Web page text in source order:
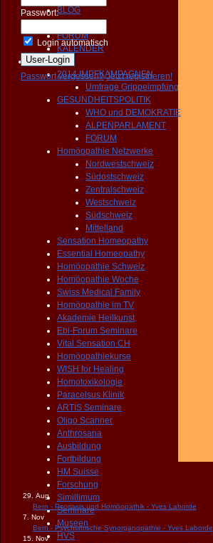
BLOG
NEWS
FORUM
KALENDER
Aktivitäten
2014 IMPFKAMPAGNEN
Umfrage Grippeimpfung
GESUNDHEITSPOLITIK
WHO und DEMOKRATIE
ALPENPARLAMENT
FORUM
Homöopathie Netzwerke
Nordwestschweiz
Südostschweiz
Zentralschweiz
Westschweiz
Südschweiz
Mittelland
Sensation Homeopathy
Essential Homeopathy
Homöopathie Schweiz
Homöopathie Woche
Swiss Medical Family
Homöopathie im TV
Akademie Heilkunst
Ebi-Forum Seminare
Vital Sensation CH
Homöopathiekurse
WISH for Healing
Homotoxikologie
Paracelsus Klinik
ARTIS Seminare
Oligo Scanner
Anthrosana
Ausbildung
Fortbildung
HM Suisse
Forschung
Simillimum
Seminare
Museen
HVS
Passwort:
Login automatisch
Passwort vergessen? Jetzt registrieren!
29. Aug
Bern - Psoriasis und Homöopathik - Yves Laborde
7. Nov
Bern - Psychiatrische Synorganopathie - Yves Laborde
15. Nov